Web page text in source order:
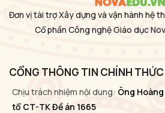
Đơn vị tài trợ Xây dựng và vận hành hệ
Cổ phần Công nghệ Giáo dục
CỔNG THÔNG TIN CHÍNH THỨC
Chịu trách nhiệm nội dung: Ông
tổ CT-TK Đề án 1665